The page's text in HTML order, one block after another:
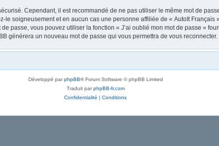
Cependant, il est recommandé de ne pas utiliser le même mot de
le soigneusement et en aucun cas une personne affiliée de « AutoIt Français
passe, vous pouvez utiliser la fonction « J’ai oublié mon mot de passe »
générera un nouveau mot de passe qui vous permettra de vous reconnecter.
Développé parphpBB® Forum Software © phpBB Limited
Traduit parphpBB-fr.com
Confidentialité | Conditions